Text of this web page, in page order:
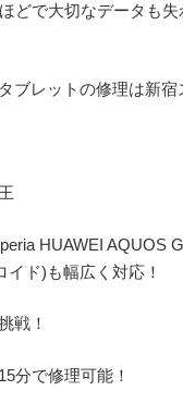
どで大切なデータも
ブレットの修理は新
HUAWEI AQUOS
イド) も幅広く対応！
戦！
15分で修理可能！